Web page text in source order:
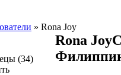
» Rona Joy
(34)
Rona Joy